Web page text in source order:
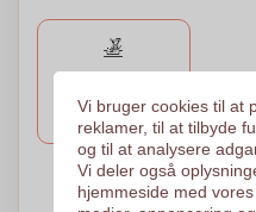
Lasergravering
35 x 35 mm
Brug for hjælp?
Vi bruger cookies til at
reklamer, til at tilbyde
og til at analysere
Vi deler også
hjemmeside med